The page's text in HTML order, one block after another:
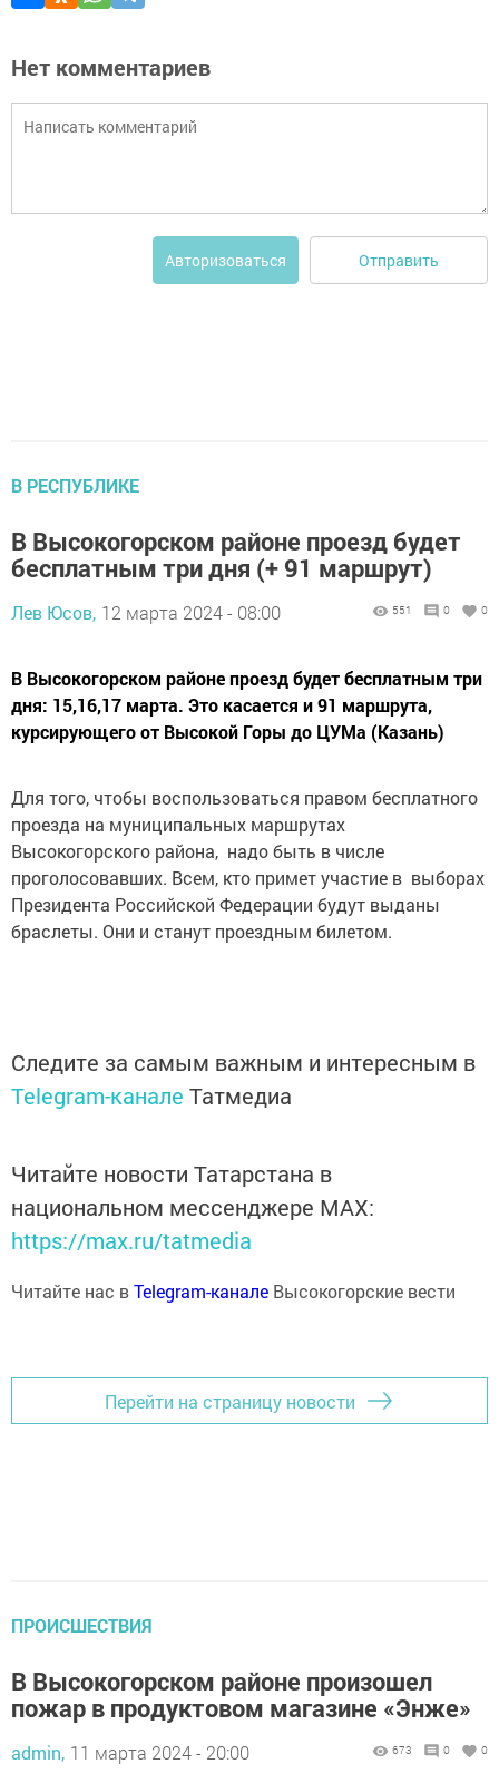
Нет комментариев
Авторизоваться Отправить
В РЕСПУБЛИКЕ
В Высокогорском районе проезд будет
бесплатным три дня (+ 91 маршрут)
Лев Юсов, 12 марта 2024 - 08:00 551 0 0
В Высокогорском районе проезд будет бесплатным три
дня: 15,16,17 марта. Это касается и 91 маршрута,
курсирующего от Высокой Горы до ЦУМа (Казань)
Для того, чтобы воспользоваться правом бесплатного
проезда на муниципальных маршрутах
Высокогорского района, надо быть в числе
проголосовавших. Всем, кто примет участие в выборах
Президента Российской Федерации будут выданы
браслеты. Они и станут проездным билетом.
Следите за самым важным и интересным в
Telegram-канале Татмедиа
Читайте новости Татарстана в
национальном мессенджере MАХ:
https://max.ru/tatmedia
Читайте нас вTelegram-канале Высокогорские вести
Перейти на страницу новости
ПРОИСШЕСТВИЯ
В Высокогорском районе произошел
пожар в продуктовом магазине «Энже»
admin, 11 марта 2024 - 20:00 673 0 0